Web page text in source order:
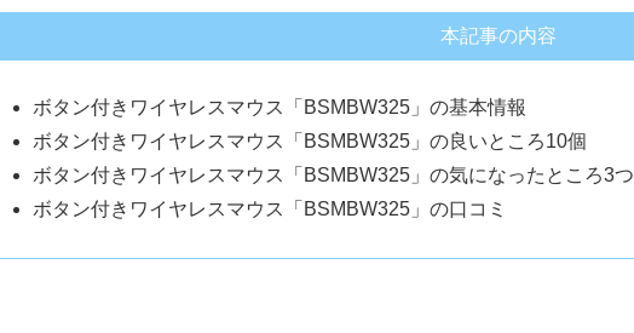
本記事の内容
ボタン付きワイヤレスマウス「BSMBW325」の基本情報
ボタン付きワイヤレスマウス「BSMBW325」の良いところ10個
ボタン付きワイヤレスマウス「BSMBW325」の気になったところ3つ
ボタン付きワイヤレスマウス「BSMBW325」の口コミ